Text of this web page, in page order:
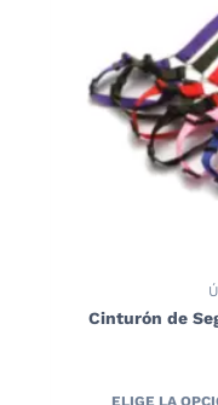
Cinturón de